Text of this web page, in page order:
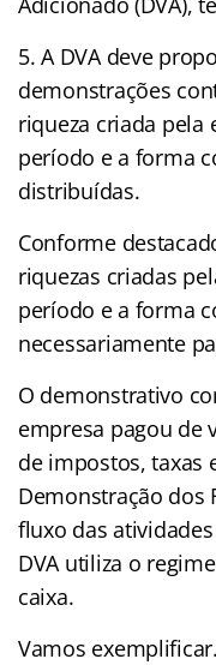
5. A DVA deve
demonstrações
riqueza criada
período e a forma
distribuídas.
Conforme
riquezas criadas
período e a forma
necessariamente
O demonstrativo
empresa pagou de
de impostos, taxas
Demonstração dos
fluxo das
DVA utiliza o
caixa.
Vamos